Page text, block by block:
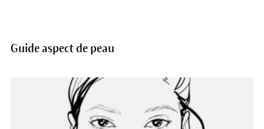
Guide aspect de peau